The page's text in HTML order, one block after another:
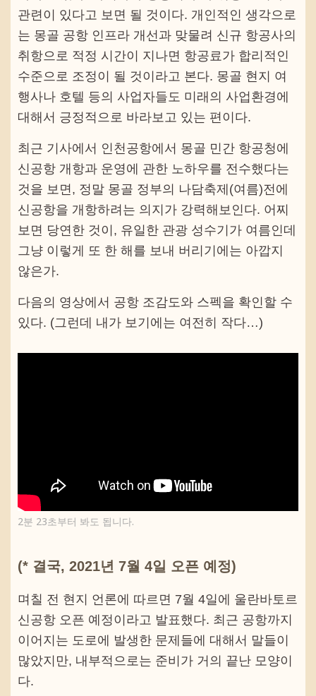
관련이 있다고 보면 될 것이다. 개인적인 생각으로
는 몽골 공항 인프라 개선과 맞물려 신규 항공사의
취항으로 적정 시간이 지나면 항공료가 합리적인
수준으로 조정이 될 것이라고 본다. 몽골 현지 여
행사나 호텔 등의 사업자들도 미래의 사업환경에
대해서 긍정적으로 바라보고 있는 편이다.
최근 기사에서 인천공항에서 몽골 민간 항공청에
신공항 개항과 운영에 관한 노하우를 전수했다는
것을 보면, 정말 몽골 정부의 나담축제(여름)전에
신공항을 개항하려는 의지가 강력해보인다. 어찌
보면 당연한 것이, 유일한 관광 성수기가 여름인데
그냥 이렇게 또 한 해를 보내 버리기에는 아깝지
않은가.
다음의 영상에서 공항 조감도와 스펙을 확인할 수
있다. (그런데 내가 보기에는 여전히 작다…)
2분 23초부터 봐도 됩니다.
(* 결국, 2021년 7월 4일 오픈 예정)
며칠 전 현지 언론에 따르면 7월 4일에 울란바토르
신공항 오픈 예정이라고 발표했다. 최근 공항까지
이어지는 도로에 발생한 문제들에 대해서 말들이
많았지만, 내부적으로는 준비가 거의 끝난 모양이
다.